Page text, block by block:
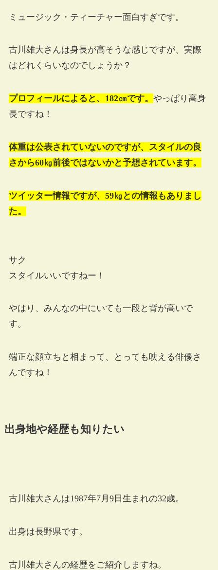
ミュージック・ティーチャー面白すぎです。
古川雄大さんは身長が高そうな感じですが、実際
はどれくらいなのでしょうか？
プロフィールによると、182㎝です。 やっぱり高身
長ですね！
体重は公表されていないのですが、スタイルの良
さから60㎏前後ではないかと予想されています。
ツイッター情報ですが、59㎏との情報もありまし
た。
サク
スタイルいいですねー！
やはり、みんなの中にいても一段と背が高いで
す。
端正な顔立ちと相まって、とっても映える俳優さ
んですね！
出身地や経歴も知りたい
古川雄大さんは1987年7月9日生まれの32歳。
出身は長野県です。
古川雄大さんの経歴をご紹介しますね。